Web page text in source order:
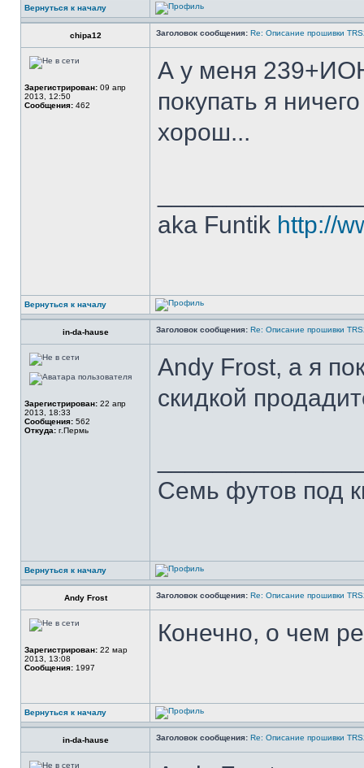
Вернуться к началу
chipa12 Заголовок сообщения: Re: Описание прошивки
Зарегистрирован: 09 апр
2013, 12:50
Сообщения: 462
А у меня
покупать я
хорош...
aka Funtik http://
Вернуться к началу
in-da-hause Заголовок сообщения: Re: Описание прошивки
Зарегистрирован: 22 апр
2013, 18:33
Сообщения: 562
Откуда: г.Пермь
Andy Frost, а я
скидкой
Семь футов под
Вернуться к началу
Andy Frost Заголовок сообщения: Re: Описание прошивки
Зарегистрирован: 22 мар
2013, 13:08
Сообщения: 1997
Конечно, о чем
Вернуться к началу
in-da-hause Заголовок сообщения: Re: Описание прошивки